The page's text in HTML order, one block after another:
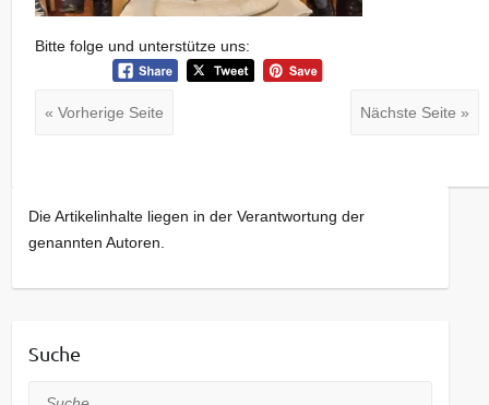
Bitte folge und unterstütze uns:
« Vorherige Seite Nächste Seite »
Die Artikelinhalte liegen in der Verantwortung der
genannten Autoren.
Suche
Suche